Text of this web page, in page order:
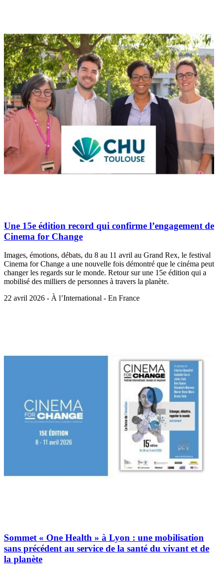
Une 15e édition record qui confirme l’engagement de
Cinema for Change
Images, émotions, débats, du 8 au 11 avril au Grand Rex, le festival
Cinema for Change a une nouvelle fois démontré que le cinéma peut
changer les regards sur le monde. Retour sur une 15e édition qui a
mobilisé des milliers de personnes à travers la planète.
22 avril 2026 - À l’International - En France
Sommet « One Health » à Lyon : une mobilisation
sans précédent au service de la santé du vivant et de
la planète